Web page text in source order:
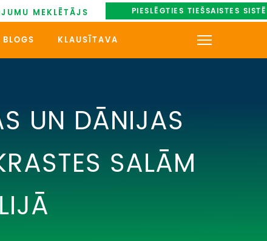
MEKLĒTĀJS PIESLĒGTIES TIEŠSAISTES
BLOGS KLAUSĪTAVA
PAR MUMS
UZŅEMOŠAIS TŪRISMS
UN DĀNIJAS
SALĀM